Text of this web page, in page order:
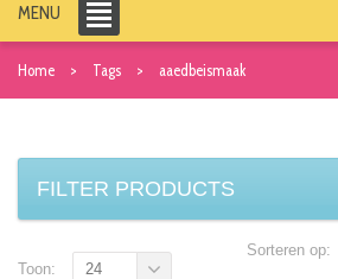
MENU
Home Tags aaedbeismaak
FILTER PRODUCTS
Sorteren op:
Toon: 24